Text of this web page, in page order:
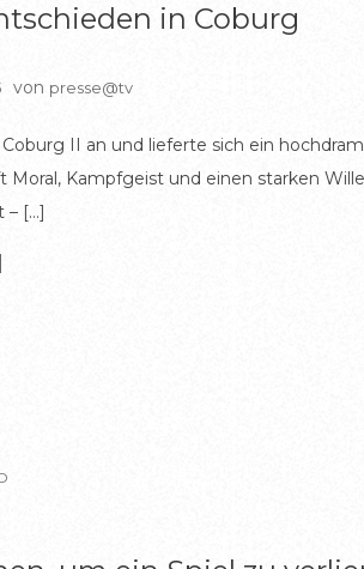
in Coburg
von presse@tv
II an und lieferte sich ein
Kampfgeist und einen starken
– […]